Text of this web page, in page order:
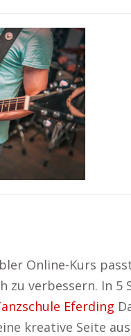
Online-Kurs
verbessern. In
Eferding
kreative Seite